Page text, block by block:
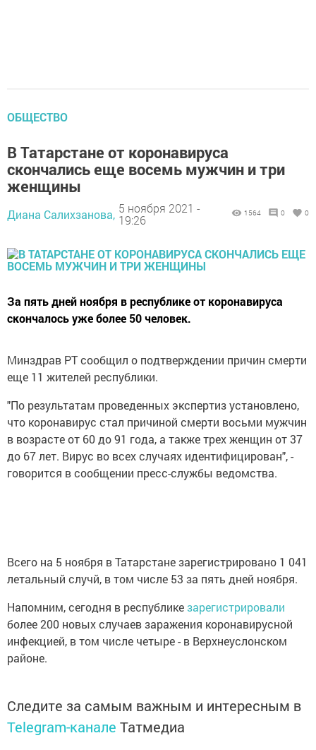
ОБЩЕСТВО
В Татарстане от коронавируса
скончались еще восемь мужчин и три
женщины
Диана Салихзанова, 5 ноября 2021 -
19:26
1564 0 0
За пять дней ноября в республике от коронавируса
скончалось уже более 50 человек.
Минздрав РТ сообщил о подтверждении причин смерти
еще 11 жителей республики.
"По результатам проведенных экспертиз установлено,
что коронавирус стал причиной смерти восьми мужчин
в возрасте от 60 до 91 года, а также трех женщин от 37
до 67 лет. Вирус во всех случаях идентифицирован", -
говорится в сообщении пресс-службы ведомства.
Всего на 5 ноября в Татарстане зарегистрировано 1 041
летальный случй, в том числе 53 за пять дней ноября.
Напомним, сегодня в республикезарегистрировали
более 200 новых случаев заражения коронавирусной
инфекцией, в том числе четыре - в Верхнеуслонском
районе.
Следите за самым важным и интересным в
Telegram-канале Татмедиа